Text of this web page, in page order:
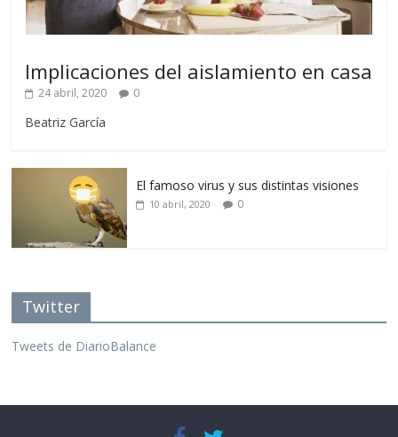
Implicaciones del aislamiento en casa
24 abril, 2020 0
Beatriz García
El famoso virus y sus distintas visiones
10 abril, 2020 0
Twitter
Tweets de DiarioBalance